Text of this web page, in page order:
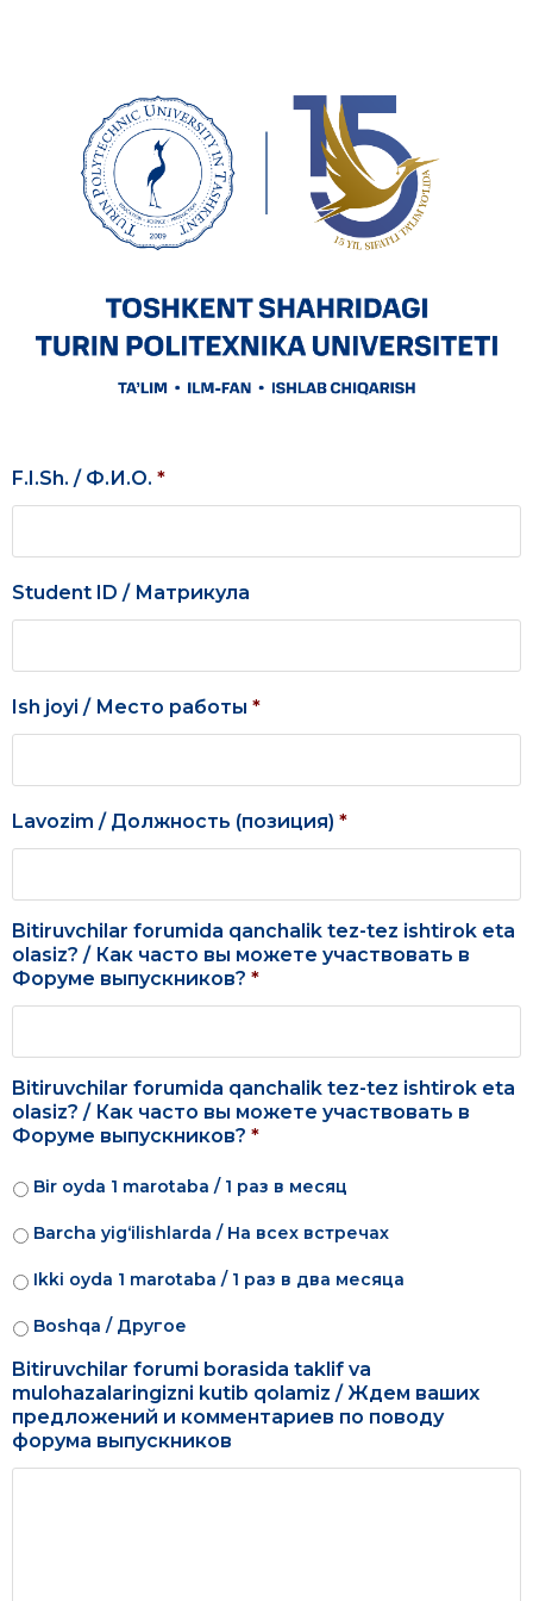
F.I.Sh. / Ф.И.О. *
Student ID / Матрикула
Ish joyi / Место работы *
Lavozim / Должность (позиция) *
Bitiruvchilar forumida qanchalik tez-tez ishtirok eta
olasiz? / Как часто вы можете участвовать в
Форуме выпускников? *
Bitiruvchilar forumida qanchalik tez-tez ishtirok eta
olasiz? / Как часто вы можете участвовать в
Форуме выпускников? *
Bir oyda 1 marotaba / 1 раз в месяц
Barcha yig‘ilishlarda / На всех встречах
Ikki oyda 1 marotaba / 1 раз в два месяца
Boshqa / Другое
Bitiruvchilar forumi borasida taklif va
mulohazalaringizni kutib qolamiz / Ждем ваших
предложений и комментариев по поводу
форума выпускников